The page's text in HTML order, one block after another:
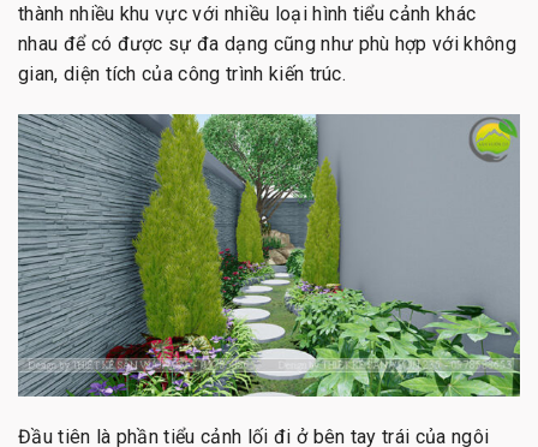
thành nhiều khu vực với nhiều loại hình tiểu cảnh khác
nhau để có được sự đa dạng cũng như phù hợp với không
gian, diện tích của công trình kiến trúc.
Đầu tiên là phần tiểu cảnh lối đi ở bên tay trái của ngôi